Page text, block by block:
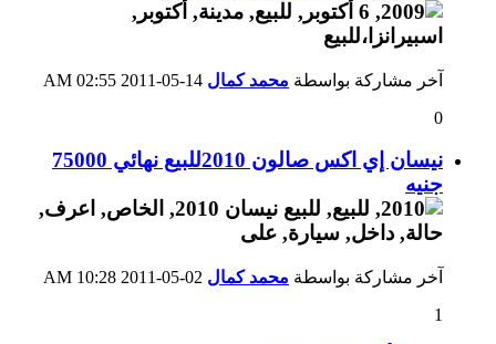
آخر مشاركة بواسطة محمد كمال
02:55 AM
0
نيسان إي اكس صالون 2010للبيع نهائي 75000
جنيه
آخر مشاركة بواسطة محمد كمال
10:28 AM
1